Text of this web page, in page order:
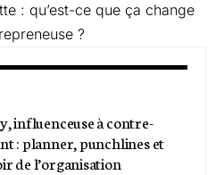
: qu’est-ce que ça change
?
influenceuse à contre-
: planner, punchlines et
de l’organisation